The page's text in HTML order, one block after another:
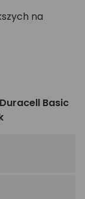
na
Basic